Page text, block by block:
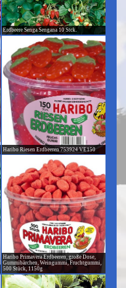
Erdbeere Senga Sengana 10 Stck.
Haribo Riesen Erdbeeren 753924 VE150
Haribo Primavera Erdbeeren, große Dose,
Gummibärchen, Weingummi, Fruchtgummi,
500 Stück, 1150g